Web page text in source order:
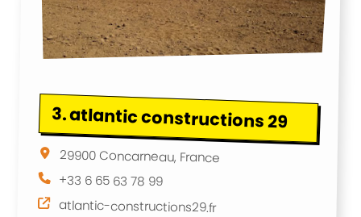
3.atlantic constructions 29
29900 Concarneau, France
+33 6 65 63 78 99
atlantic-constructions29.fr